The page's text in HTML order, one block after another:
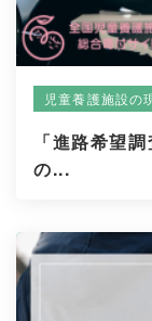
児童養護施設の
「進路希望
の...